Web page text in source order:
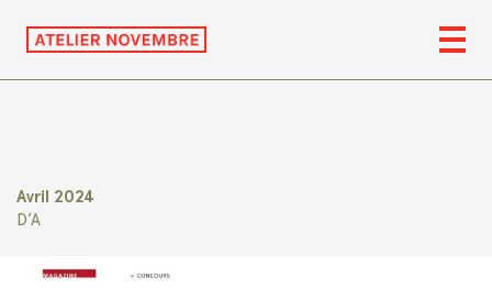
Avril 2024
D’A